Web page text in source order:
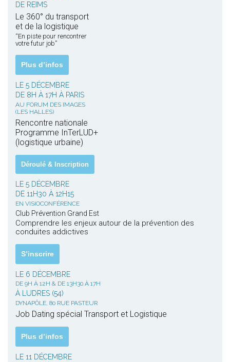
DE REIMS
Le 360° du transport
et de la logistique
“En piste pour rencontrer
votre futur job”
Plus d’infos
LE 5 DÉCEMBRE
DE 8H À 17H À PARIS
AU FORUM DES IMAGES
(LES HALLES)
Rencontre nationale
Programme InTerLUD+
(logistique urbaine)
Déroulé & Inscription
LE 5 DÉCEMBRE
DE 11H30 À 12H15
EN VISIOCONFÉRENCE
Club Prévention Grand Est
Comprendre les enjeux autour de la prévention des
conduites addictives
S’inscrire
LE 6 DÉCEMBRE
DE 9H À 12H & DE 13H30 À 17H
À LUDRES (54)
DYNAPÔLE, 80 RUE PASTEUR
Job Dating spécial Transport et Logistique
Plus d’infos
LE 11 DÉCEMBRE